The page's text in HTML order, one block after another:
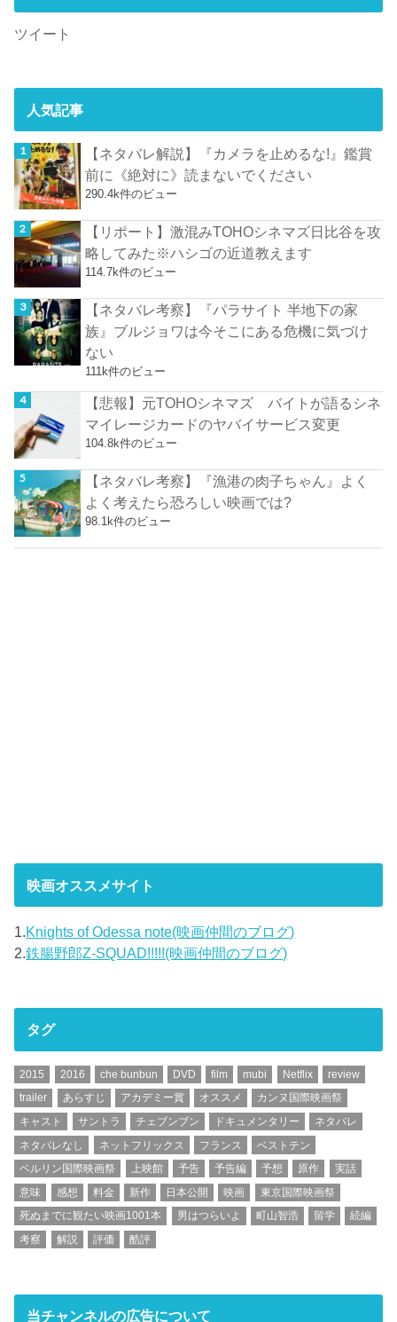
ツイート
人気記事
【ネタバレ解説】『カメラを止めるな!』鑑賞
前に《絶対に》読まないでください
290.4k件のビュー
【リポート】激混みTOHOシネマズ日比谷を攻
略してみた※ハシゴの近道教えます
114.7k件のビュー
【ネタバレ考察】『パラサイト 半地下の家
族』ブルジョワは今そこにある危機に気づけ
ない
111k件のビュー
【悲報】元TOHOシネマズ バイトが語るシネ
マイレージカードのヤバイサービス変更
104.8k件のビュー
【ネタバレ考察】『漁港の肉子ちゃん』よく
よく考えたら恐ろしい映画では?
98.1k件のビュー
映画オススメサイト
1.Knights of Odessa note(映画仲間のブログ)
2.鉄腸野郎Z-SQUAD!!!!!(映画仲間のブログ)
タグ
2015 2016 che bunbun DVD film mubi Netflix
review
trailer
あらすじ アカデミー賞 オススメ
カンヌ国際映画祭
キャスト
サントラ チェブンブン ドキュメンタリー
ネタバレ
ネタバレなし
ネットフリックス フランス
ベストテン
ベルリン国際映画祭
上映館 予告 予告編 予想 原作
実話
意味
感想 料金 新作 日本公開 映画
東京国際映画祭
死ぬまでに観たい映画1001本
男はつらいよ 町山智浩 留学
続編
考察
解説 評価 酷評
当チャンネルの広告について